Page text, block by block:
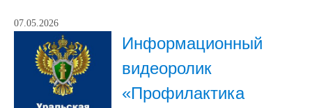
07.05.2026
Информационный
видеоролик
«Профилактика